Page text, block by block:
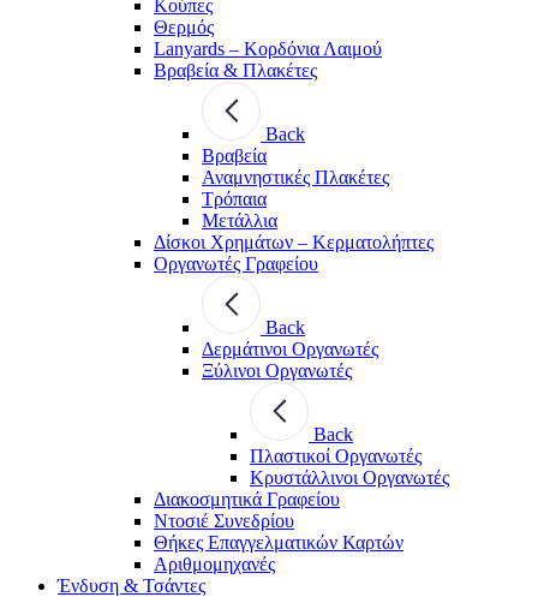
Κούπες
Θερμός
Lanyards – Kορδόνια Λαιμού
Βραβεία & Πλακέτες
Back
Βραβεία
Αναμνηστικές Πλακέτες
Τρόπαια
Μετάλλια
Δίσκοι Χρημάτων – Κερματολήπτες
Οργανωτές Γραφείου
Back
Δερμάτινοι Οργανωτές
Ξύλινοι Οργανωτές
Back
Πλαστικοί Οργανωτές
Κρυστάλλινοι Οργανωτές
Διακοσμητικά Γραφείου
Ντοσιέ Συνεδρίου
Θήκες Επαγγελματικών Καρτών
Αριθμομηχανές
Ένδυση & Τσάντες